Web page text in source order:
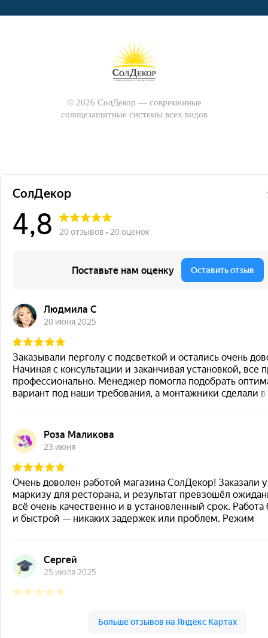
© 2026 СолДекор — современные
солнцезащитные системы всех видов